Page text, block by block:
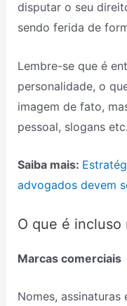
disputar o seu
sendo ferida de
Lembre-se que é
personalidade, o
imagem de fato,
pessoal, slogans etc.
Saiba mais:
advogados devem
O que é incluso
Marcas comerciais
Nomes,